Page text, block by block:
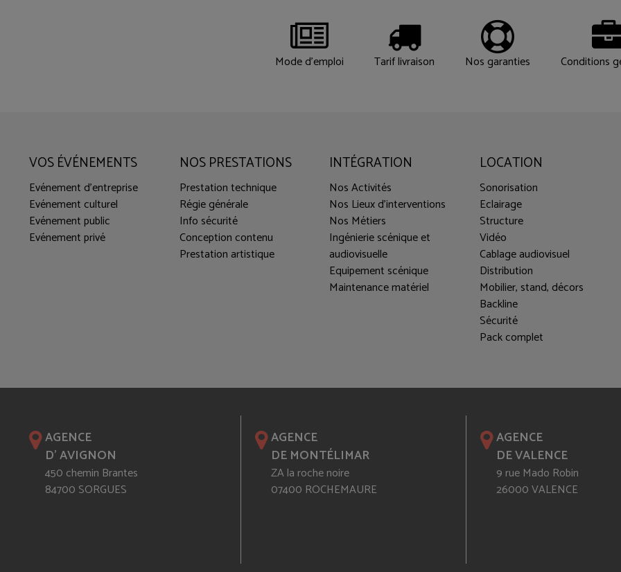
Mode d'emploi Tarif livraison Nos garanties Conditions
VOS ÉVÉNEMENTS
Evénement d'entreprise
Evénement culturel
Evénement public
Evénement privé
NOS PRESTATIONS
Prestation technique
Régie générale
Info sécurité
Conception contenu
Prestation artistique
INTÉGRATION
Nos Activités
Nos Lieux d'interventions
Nos Métiers
Ingénierie scénique et
audiovisuelle
Equipement scénique
Maintenance matériel
LOCATION
Sonorisation
Eclairage
Structure
Vidéo
Cablage audiovisuel
Distribution
Mobilier, stand, décors
Backline
Sécurité
Pack complet
AGENCE
D' AVIGNON
450 chemin Brantes
84700 SORGUES
AGENCE
DE MONTÉLIMAR
ZA la roche noire
07400 ROCHEMAURE
AGENCE
DE VALENCE
9 rue Mado Robin
26000 VALENCE